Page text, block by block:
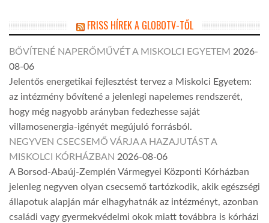
FRISS HÍREK A GLOBOTV-TŐL
BŐVÍTENÉ NAPERŐMŰVÉT A MISKOLCI EGYETEM 2026-
08-06
Jelentős energetikai fejlesztést tervez a Miskolci Egyetem:
az intézmény bővítené a jelenlegi napelemes rendszerét,
hogy még nagyobb arányban fedezhesse saját
villamosenergia-igényét megújuló forrásból.
NEGYVEN CSECSEMŐ VÁRJA A HAZAJUTÁST A
MISKOLCI KÓRHÁZBAN 2026-08-06
A Borsod-Abaúj-Zemplén Vármegyei Központi Kórházban
jelenleg negyven olyan csecsemő tartózkodik, akik egészségi
állapotuk alapján már elhagyhatnák az intézményt, azonban
családi vagy gyermekvédelmi okok miatt továbbra is kórházi